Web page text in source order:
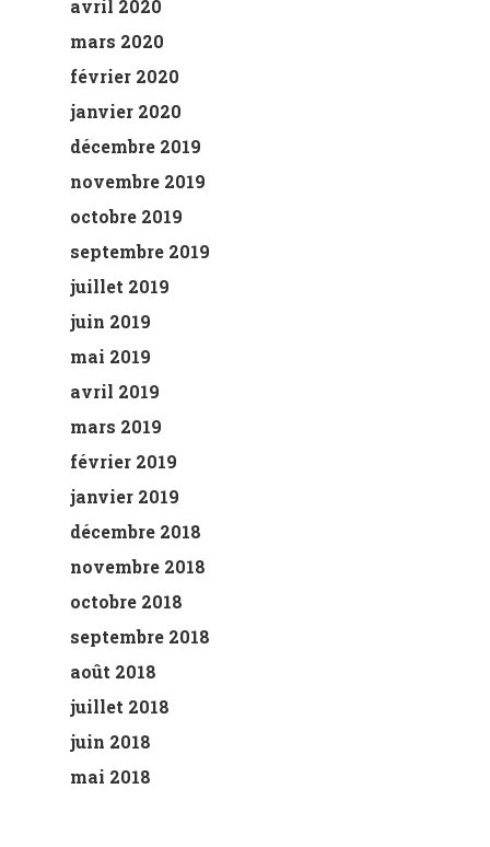
avril 2020
mars 2020
février 2020
janvier 2020
décembre 2019
novembre 2019
octobre 2019
septembre 2019
juillet 2019
juin 2019
mai 2019
avril 2019
mars 2019
février 2019
janvier 2019
décembre 2018
novembre 2018
octobre 2018
septembre 2018
août 2018
juillet 2018
juin 2018
mai 2018